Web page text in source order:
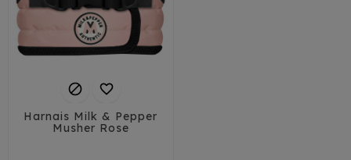
 
Harnais Milk & Pepper
Musher Rose